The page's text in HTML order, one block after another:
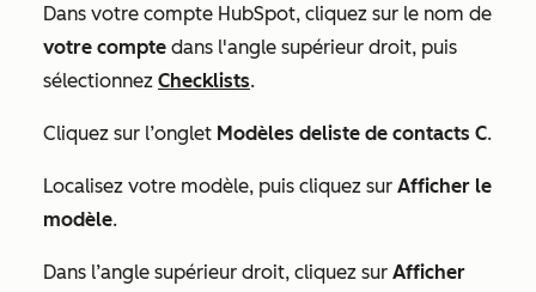
Dans votre compte HubSpot, cliquez sur le nom de
votre compte dans l'angle supérieur droit, puis
sélectionnez Checklists.
Cliquez sur l’onglet Modèles deliste de contacts C.
Localisez votre modèle, puis cliquez sur Afficher le
modèle.
Dans l’angle supérieur droit, cliquez sur Afficher